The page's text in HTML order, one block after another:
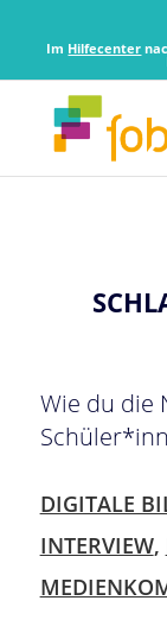
Im Hilfecenter
Wie du die
DIGITALE
INTERVIEW,